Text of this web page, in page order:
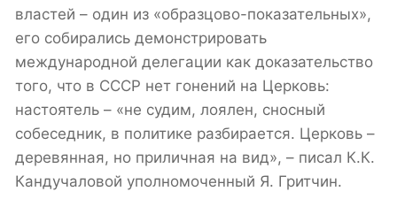
властей – один из «образцово-показательных»,
его собирались демонстрировать
международной делегации как доказательство
того, что в СССР нет гонений на Церковь:
настоятель – «не судим, лоялен, сносный
собеседник, в политике разбирается. Церковь –
деревянная, но приличная на вид», – писал К.К.
Кандучаловой уполномоченный Я. Гритчин.